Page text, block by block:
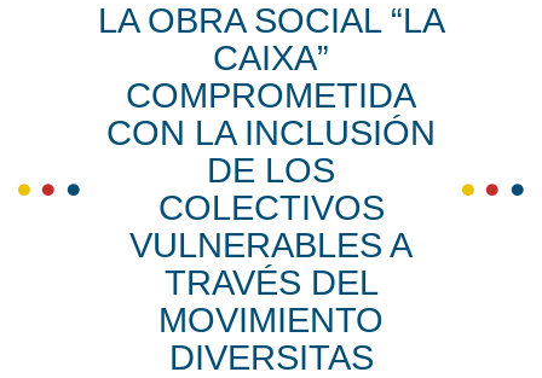
LA OBRA SOCIAL “LA
CAIXA”
COMPROMETIDA
CON LA INCLUSIÓN
DE LOS
COLECTIVOS
VULNERABLES A
TRAVÉS DEL
MOVIMIENTO
DIVERSITAS